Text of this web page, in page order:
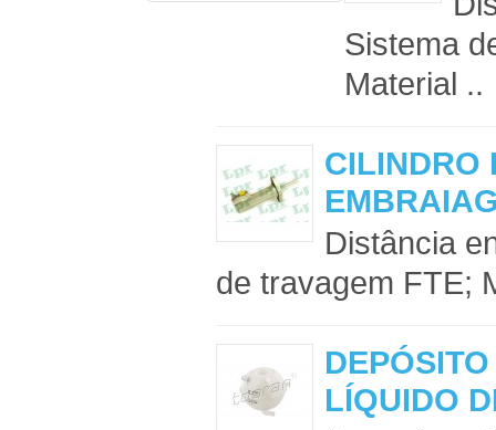
Sistema
Material ..
CILINDRO
Distância
de travagem FTE;
LÍQUIDO